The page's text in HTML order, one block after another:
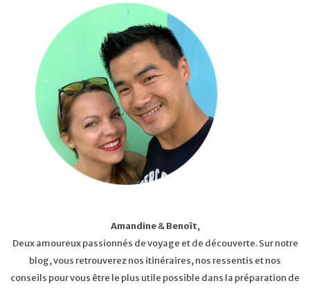
Amandine&Benoît,
Deux amoureux passionnés de voyage et de découverte. Sur notre
blog, vous retrouverez nos itinéraires, nos ressentis et nos
conseils pour vous être le plus utile possible dans la préparation de